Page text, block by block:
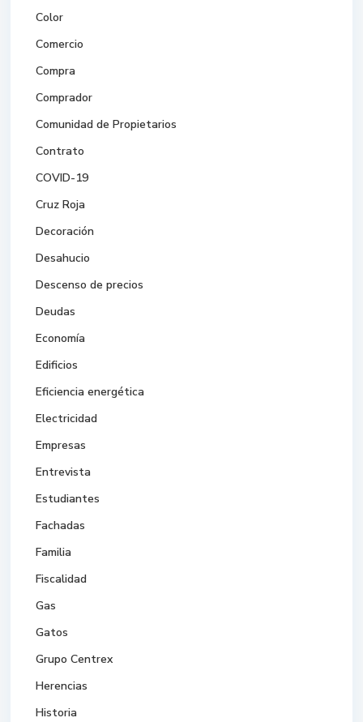
Color
Comercio
Compra
Comprador
Comunidad de Propietarios
Contrato
COVID-19
Cruz Roja
Decoración
Desahucio
Descenso de precios
Deudas
Economía
Edificios
Eficiencia energética
Electricidad
Empresas
Entrevista
Estudiantes
Fachadas
Familia
Fiscalidad
Gas
Gatos
Grupo Centrex
Herencias
Historia